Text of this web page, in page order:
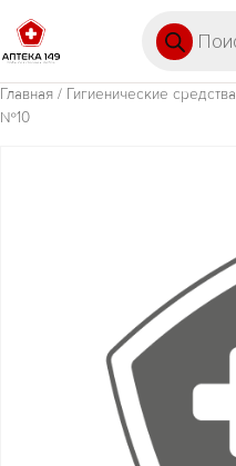
Главная / Гигиенические средства
№10